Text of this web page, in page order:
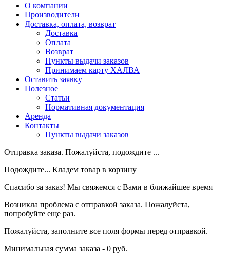
О компании
Производители
Доставка, оплата, возврат
Доставка
Оплата
Возврат
Пункты выдачи заказов
Принимаем карту ХАЛВА
Оставить заявку
Полезное
Статьи
Нормативная документация
Аренда
Контакты
Пункты выдачи заказов
Отправка заказа. Пожалуйста, подождите ...
Подождите... Кладем товар в корзину
Спасибо за заказ! Мы свяжемся с Вами в ближайшее время
Возникла проблема с отправкой заказа. Пожалуйста,
попробуйте еще раз.
Пожалуйста, заполните все поля формы перед отправкой.
Минимальная сумма заказа - 0 руб.